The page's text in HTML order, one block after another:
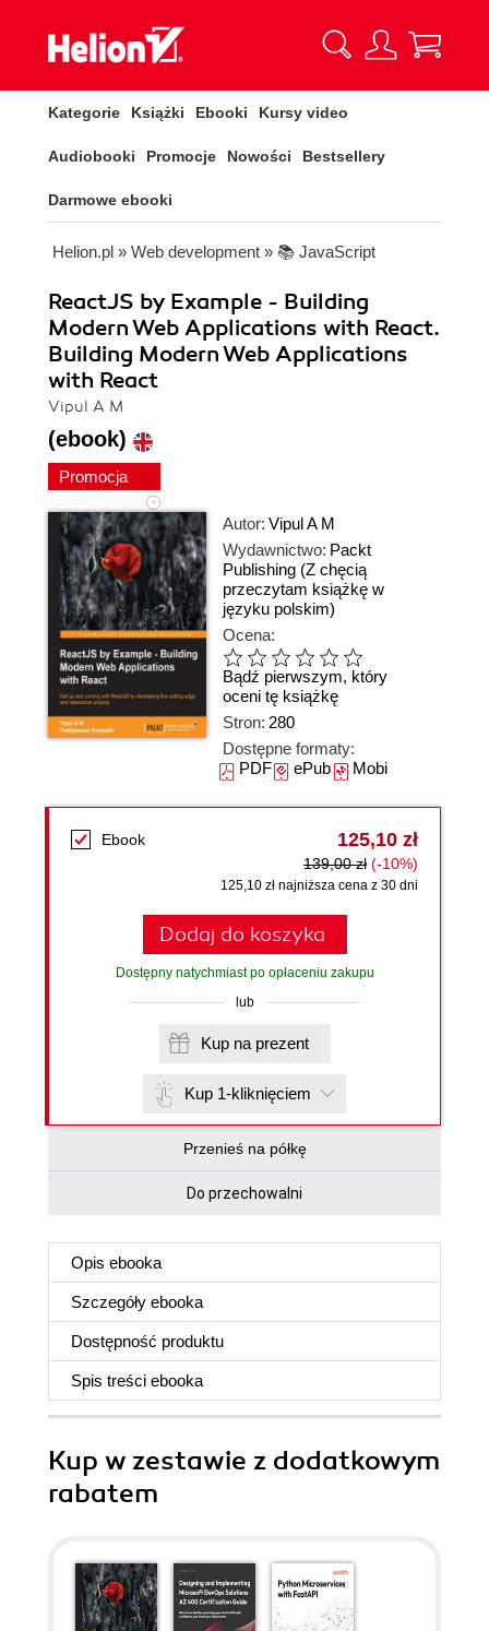
Kategorie Książki Ebooki Kursy video
Audiobooki Promocje Nowości Bestsellery
Darmowe ebooki
Helion.pl » Web development » 📚 JavaScript
ReactJS by Example - Building
Modern Web Applications with React.
Building Modern Web Applications
with React
Vipul A M
(ebook)
Promocja
Autor: Vipul A M
Wydawnictwo: Packt
Publishing (Z chęcią
przeczytam książkę w
języku polskim)
Ocena:
Bądź pierwszym, który
oceni tę książkę
Stron: 280
Dostępne formaty:
PDFePubMobi
Ebook 125,10 zł
139,00 zł (-10%)
125,10 zł najniższa cena z 30 dni
Dodaj do koszyka
Dostępny natychmiast po opłaceniu zakupu
lub
Kup na prezent
Kup 1-kliknięciem
Przenieś na półkę
Do przechowalni
Opis ebooka
Szczegóły ebooka
Dostępność produktu
Spis treści ebooka
Kup w zestawie z dodatkowym
rabatem